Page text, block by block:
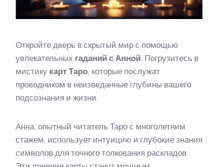
Откройте дверь в скрытый мир с помощью
увлекательных гаданий с Анной. Погрузитесь в
мистику карт Таро, которые послужат
проводником в неизведанные глубины вашего
подсознания и жизни.
Анна, опытный читатель Таро с многолетним
стажем, использует интуицию и глубокие знания
символов для точного толкования раскладов.